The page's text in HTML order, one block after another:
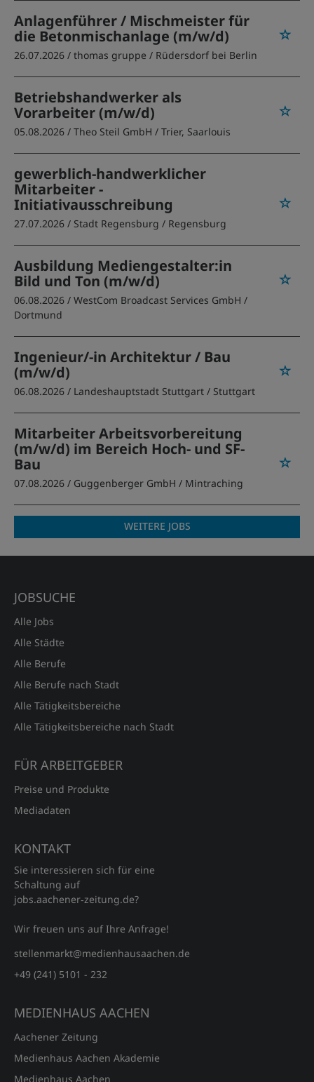
Anlagenführer / Mischmeister für
die Betonmischanlage (m/w/d)
26.07.2026 / thomas gruppe / Rüdersdorf bei Berlin
Betriebshandwerker als
Vorarbeiter (m/w/d)
05.08.2026 / Theo Steil GmbH / Trier, Saarlouis
gewerblich-handwerklicher
Mitarbeiter -
Initiativausschreibung
27.07.2026 / Stadt Regensburg / Regensburg
Ausbildung Mediengestalter:in
Bild und Ton (m/w/d)
06.08.2026 / WestCom Broadcast Services GmbH /
Dortmund
Ingenieur/-in Architektur / Bau
(m/w/d)
06.08.2026 / Landeshauptstadt Stuttgart / Stuttgart
Mitarbeiter Arbeitsvorbereitung
(m/w/d) im Bereich Hoch- und SF-
Bau
07.08.2026 / Guggenberger GmbH / Mintraching
WEITERE JOBS
JOBSUCHE
Alle Jobs
Alle Städte
Alle Berufe
Alle Berufe nach Stadt
Alle Tätigkeitsbereiche
Alle Tätigkeitsbereiche nach Stadt
FÜR ARBEITGEBER
Preise und Produkte
Mediadaten
KONTAKT
Sie interessieren sich für eine
Schaltung auf
jobs.aachener‑zeitung.de?
Wir freuen uns auf Ihre Anfrage!
stellenmarkt@medienhausaachen.de
+49 (241) 5101 - 232
MEDIENHAUS AACHEN
Aachener Zeitung
Medienhaus Aachen Akademie
Medienhaus Aachen